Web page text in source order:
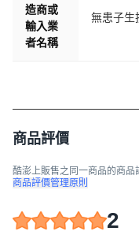
造商或
輸入業
者名稱
無患子生
商品評價
酷澎上販售之同一商品的商品
商品評價管理原則
2